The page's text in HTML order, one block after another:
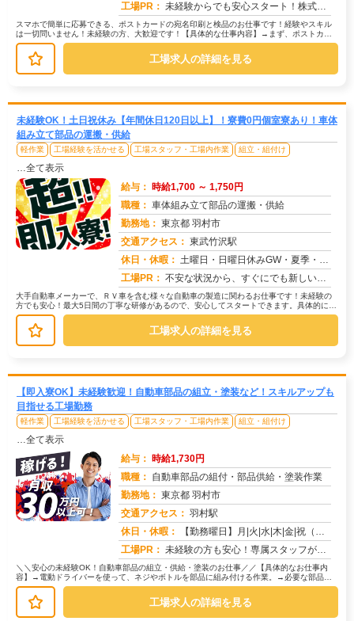
工場PR： 未経験からでも安心スタート！株式会社京栄センターで新しい一歩を踏み出してみませんか？→ 応募から最短翌日勤務開始！...
スマホで簡単に応募できる、ポストカードの宛名印刷と検品のお仕事です！経験やスキル
は一切問いません！未経験の方、大歓迎です！【具体的な仕事内容】→まず、ポストカー
ドに宛名情報を印刷します。→次に、...
工場求人の詳細を見る
未経験OK！土日祝休み【年間休日120日以上】！寮費0円個室寮あり！車体
組み立て部品の運搬・供給
軽作業 工場経験を活かせる 工場スタッフ・工場内作業 組立・組付け
…全て表示
給与： 時給1,700 ～ 1,750円
職種： 車体組み立て部品の運搬・供給
勤務地： 東京都 羽村市
交通アクセス： 東武竹沢駅
休日・休暇： 土曜日・日曜日休みGW・夏季・年末年始休暇あり
工場PR： 不安な状況から、すぐにでも新しい生活を始めたいあなたへ。株式会社京栄センターでは、応募から最短翌日勤務開始が可能で...
大手自動車メーカーで、ＲＶ車を含む様々な自動車の製造に関わるお仕事です！未経験の
方でも安心！最大5日間の丁寧な研修があるので、安心してスタートできます。具体的に
は、車体組み立て部品の運搬や供給が...
工場求人の詳細を見る
【即入寮OK】未経験歓迎！自動車部品の組立・塗装など！スキルアップも
目指せる工場勤務
軽作業 工場経験を活かせる 工場スタッフ・工場内作業 組立・組付け
…全て表示
給与： 時給1,730円
職種： 自動車部品の組付・部品供給・塗装作業
勤務地： 東京都 羽村市
交通アクセス： 羽村駅
休日・休暇：
【勤務曜日】月|火|水|木|金|祝（工場カレンダーに準ずる）【休日・休暇】土日休み（GW休暇・夏季休暇・年末年始休...
工場PR： 未経験の方も安心！専属スタッフが就業まで徹底サポート！初めての工場勤務や住込み勤務でも大丈夫！→ 担当スタッフが丁...
＼＼安心の未経験OK！自動車部品の組立・供給・塗装のお仕事／／【具体的なお仕事内
容】→電動ドライバーを使って、ネジやボトルを部品に組み付ける作業。→必要な部品を
運ぶ、シンプルで負担の少ない作業。...
工場求人の詳細を見る